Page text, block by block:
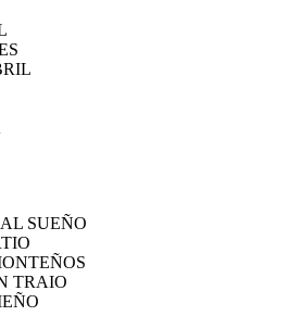
SUEÑO
TRAIO
Rocío
del Rocío?
participan en la romería?
primera ermita?
principales que se celebran en el
Rocío?
tengo que hacer?